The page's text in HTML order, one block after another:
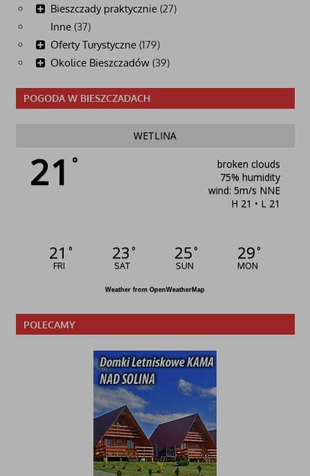
Bieszczady praktycznie (27)
Inne (37)
Oferty Turystyczne (179)
Okolice Bieszczadów (39)
POGODA W BIESZCZADACH
WETLINA
21 °
broken clouds
75% humidity
wind: 5m/s NNE
H 21 • L 21
21 °
FRI
23 °
SAT
25°
SUN
29°
MON
Weather from OpenWeatherMap
POLECAMY